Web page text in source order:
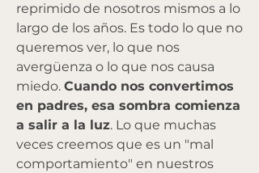
reprimido de nosotros mismos a lo
largo de los años. Es todo lo que no
queremos ver, lo que nos
avergüenza o lo que nos causa
miedo. Cuando nos convertimos
en padres, esa sombra comienza
a salir a la luz. Lo que muchas
veces creemos que es un "mal
comportamiento" en nuestros